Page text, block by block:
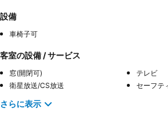
設備
車椅子可
客室の設備 / サービス
窓(開閉可)
テレビ
衛星放送/CS放送
セーフテ
さらに表示